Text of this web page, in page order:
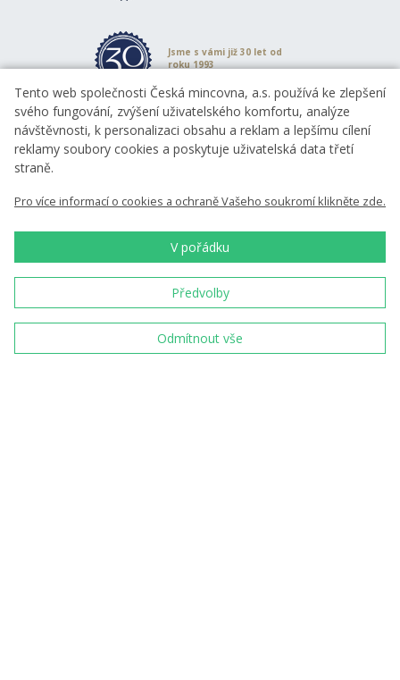
Jsme s vámi již 30 let od
roku 1993
98 %
přes 4 000 recenzí
význační sochaři a
výtvarníci
S našimi výrobky
10 milionů lidí
Tento web společnosti Česká mincovna, a.s. používá ke zlepšení
svého fungování, zvýšení uživatelského komfortu, analýze
návštěvnosti, k personalizaci obsahu a reklam a lepšímu cílení
reklamy soubory cookies a poskytuje uživatelská data třetí
straně.
Pro více informací o cookies a ochraně Vašeho soukromí klikněte zde.
V pořádku
Předvolby
Odmítnout vše